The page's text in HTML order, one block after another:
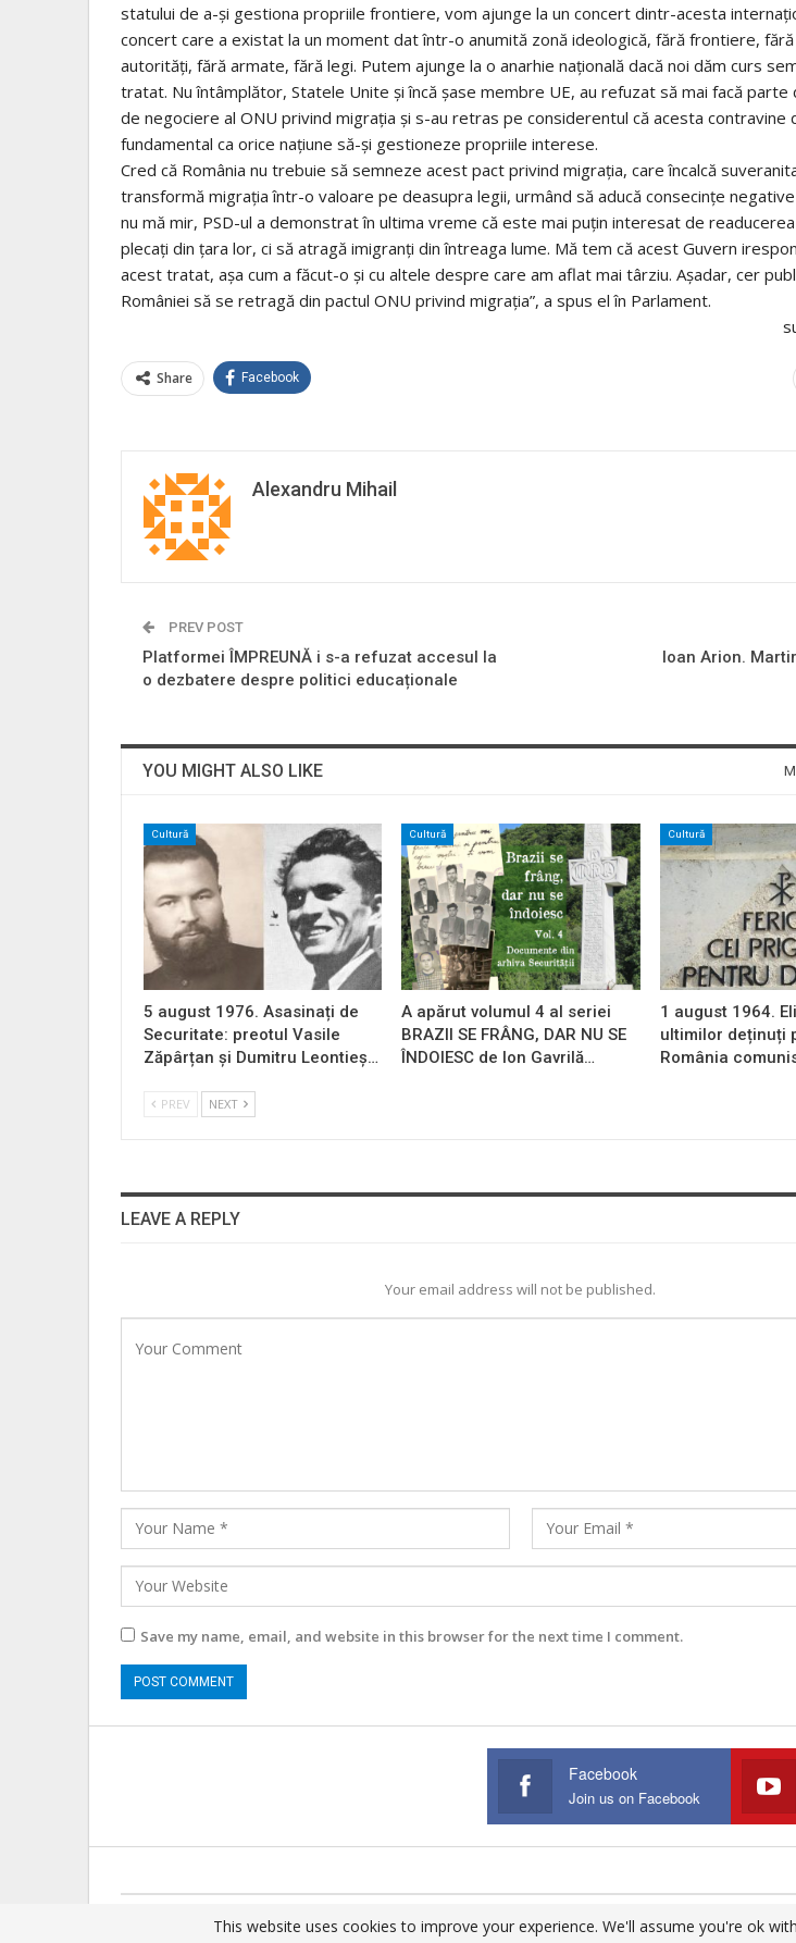
statului de a-și gestiona propriile frontiere, vom ajunge la un concert dintr-acesta
concert care a existat la un moment dat într-o anumită zonă ideologică, fără frontiere,
autorități, fără armate, fără legi. Putem ajunge la o anarhie națională dacă noi dăm curs
tratat. Nu întâmplător, Statele Unite și încă șase membre UE, au refuzat să mai facă parte
de negociere al ONU privind migrația și s-au retras pe considerentul că acesta contravine
fundamental ca orice națiune să-și gestioneze propriile interese.
Cred că România nu trebuie să semneze acest pact privind migrația, care încalcă
transformă migrația într-o valoare pe deasupra legii, urmând să aducă consecințe
nu mă mir, PSD-ul a demonstrat în ultima vreme că este mai puțin interesat de
plecați din țara lor, ci să atragă imigranți din întreaga lume. Mă tem că acest Guvern
acest tratat, așa cum a făcut-o și cu altele despre care am aflat mai târziu. Așadar, cer
României să se retragă din pactul ONU privind migrația”, a spus el în Parlament.
Share Facebook
Alexandru Mihail
PREV POST
Platformei ÎMPREUNĂ i s-a refuzat accesul la
o dezbatere despre politici educaționale
Ioan Arion.
YOU MIGHT ALSO LIKE
Cultură
5 august 1976. Asasinați de
Securitate: preotul Vasile
Zăpârțan și Dumitru Leontieș…
Cultură
A apărut volumul 4 al seriei
BRAZII SE FRÂNG, DAR NU SE
ÎNDOIESC de Ion Gavrilă…
Cultură
1 august 1964.
ultimilor deținuți
România
PREV NEXT
LEAVE A REPLY
Your email address will not be published.
Save my name, email, and website in this browser for the next time I comment.
Facebook
Join us on Facebook
This website uses cookies to improve your experience. We'll assume you're ok